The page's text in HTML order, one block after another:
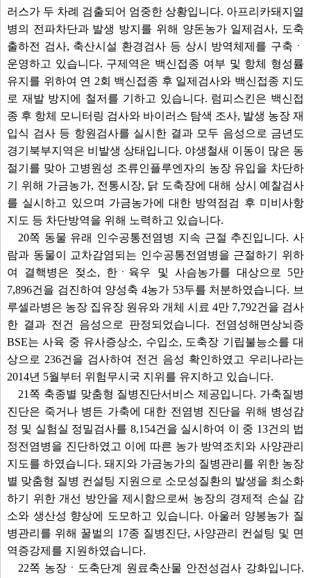
러스가 두 차례 검출되어 엄중한 상황입니다. 아프리카돼지열
병의 전파차단과 발생 방지를 위해 양돈농가 일제검사, 도축
출하전 검사, 축산시설 환경검사 등 상시 방역체제를 구축ㆍ
운영하고 있습니다. 구제역은 백신접종 여부 및 항체 형성률
유지를 위하여 연 2회 백신접종 후 일제검사와 백신접종 지도
로 재발 방지에 철저를 기하고 있습니다. 럼피스킨은 백신접
종 후 항체 모니터링 검사와 바이러스 탐색 조사, 발생 농장 재
입식 검사 등 항원검사를 실시한 결과 모두 음성으로 금년도
경기북부지역은 비발생 상태입니다. 야생철새 이동이 많은 동
절기를 맞아 고병원성 조류인플루엔자의 농장 유입을 차단하
기 위해 가금농가, 전통시장, 닭 도축장에 대해 상시 예찰검사
를 실시하고 있으며 가금농가에 대한 방역점검 후 미비사항
지도 등 차단방역을 위해 노력하고 있습니다.
20쪽 동물 유래 인수공통전염병 지속 근절 추진입니다. 사
람과 동물이 교차감염되는 인수공통전염병을 근절하기 위하
여 결핵병은 젖소, 한ㆍ육우 및 사슴농가를 대상으로 5만
7,896건을 검진하여 양성축 4농가 53두를 처분하였습니다. 브
루셀라병은 농장 집유장 원유와 개체 시료 4만 7,792건을 검사
한 결과 전건 음성으로 판정되었습니다. 전염성해면상뇌증
BSE는 사육 중 유사증상소, 수입소, 도축장 기립불능소를 대
상으로 236건을 검사하여 전건 음성 확인하였고 우리나라는
2014년 5월부터 위험무시국 지위를 유지하고 있습니다.
21쪽 축종별 맞춤형 질병진단서비스 제공입니다. 가축질병
진단은 죽거나 병든 가축에 대한 전염병 진단을 위해 병성감
정 및 실험실 정밀검사를 8,154건을 실시하여 이 중 13건의 법
정전염병을 진단하였고 이에 따른 농가 방역조치와 사양관리
지도를 하였습니다. 돼지와 가금농가의 질병관리를 위한 농장
별 맞춤형 질병 컨설팅 지원으로 소모성질환의 발생을 최소화
하기 위한 개선 방안을 제시함으로써 농장의 경제적 손실 감
소와 생산성 향상에 도모하고 있습니다. 아울러 양봉농가 질
병관리를 위해 꿀벌의 17종 질병진단, 사양관리 컨설팅 및 면
역증강제를 지원하였습니다.
22쪽 농장ㆍ도축단계 원료축산물 안전성검사 강화입니다.